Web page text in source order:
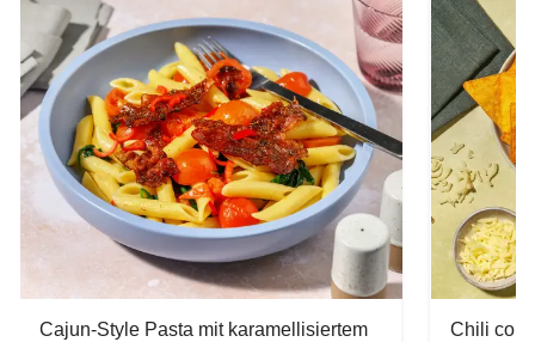
Cajun-Style Pasta mit karamellisiertem
Chili con